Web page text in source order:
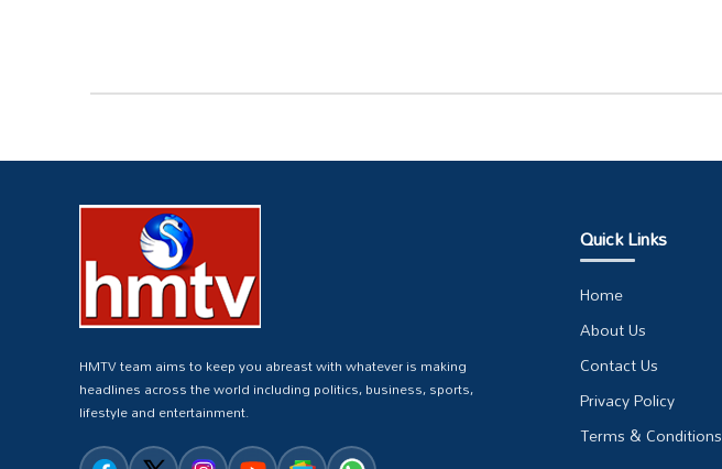
HMTV team aims to keep you abreast with whatever is making
headlines across the world including politics, business, sports,
lifestyle and entertainment.
Quick Links
Home
About Us
Contact Us
Privacy Policy
Terms & Conditions